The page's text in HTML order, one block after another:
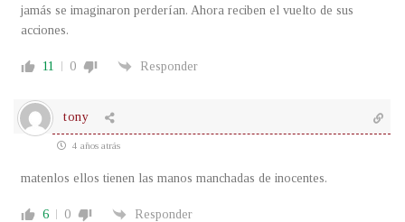
jamás se imaginaron perderían. Ahora reciben el vuelto de sus
acciones.
11 0 Responder
tony
4 años atrás
matenlos ellos tienen las manos manchadas de inocentes.
6 0 Responder